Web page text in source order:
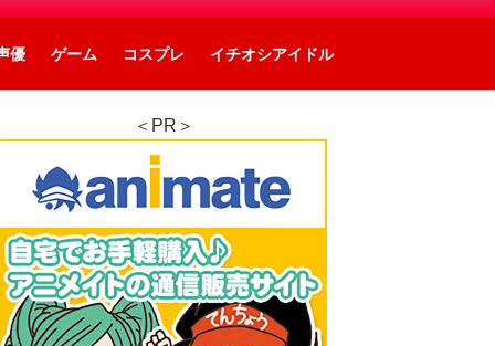
優 ゲーム コスプレ イチオシアイドル
＜PR＞